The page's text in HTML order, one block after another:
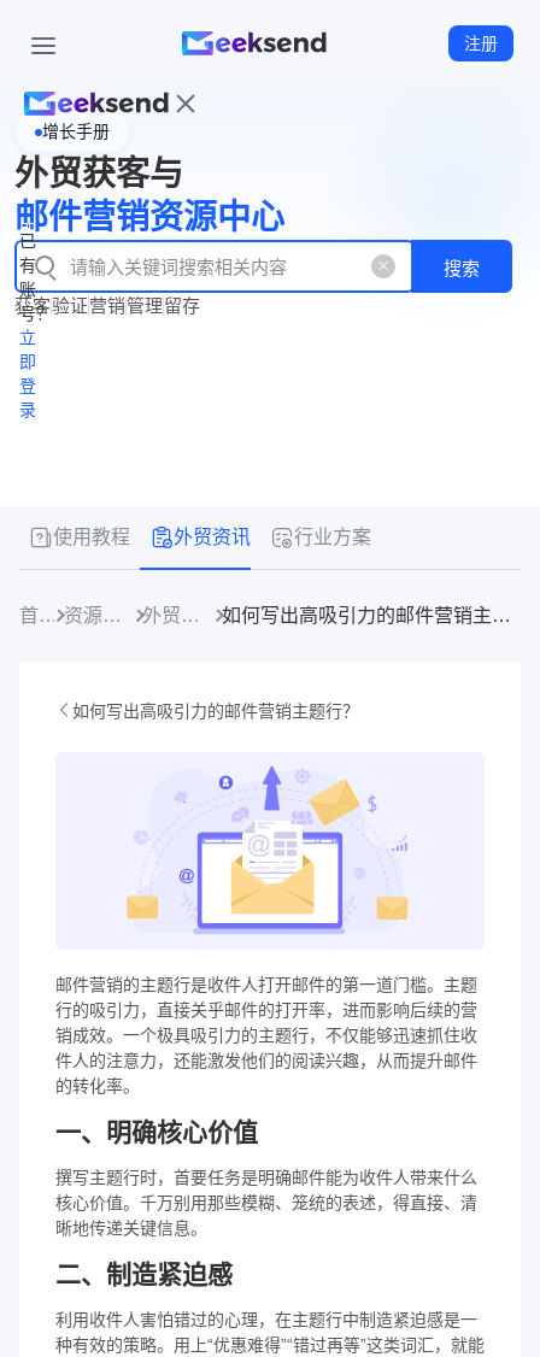
注册
页
WhatsApp
企业号
New
产
品
功
能
产
品
价
格
资
源
中
心
立
即
注
册
已
有
账
号？
立
即
登
录
增长手册
外贸获客与
邮件营销资源中心
搜索
获客验证营销管理留存
使用教程 外贸资讯 行业方案
首页 资源中心 外贸资讯 如何写出高吸引力的邮件营销主题行？
如何写出高吸引力的邮件营销主题行？
邮件营销的主题行是收件人打开邮件的第一道门槛。主题
行的吸引力，直接关乎邮件的打开率，进而影响后续的营
销成效。一个极具吸引力的主题行，不仅能够迅速抓住收
件人的注意力，还能激发他们的阅读兴趣，从而提升邮件
的转化率。
一、明确核心价值
撰写主题行时，首要任务是明确邮件能为收件人带来什么
核心价值。千万别用那些模糊、笼统的表述，得直接、清
晰地传递关键信息。
二、制造紧迫感
利用收件人害怕错过的心理，在主题行中制造紧迫感是一
种有效的策略。用上“优惠难得”“错过再等”这类词汇，就能